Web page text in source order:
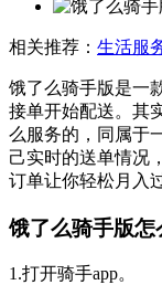
相关推荐： 生活服
饿了么骑手版是一
接单开始配送。其
么服务的，同属于
己实时的送单情况
订单让你轻松月入
饿了么骑手版
1.打开骑手app。